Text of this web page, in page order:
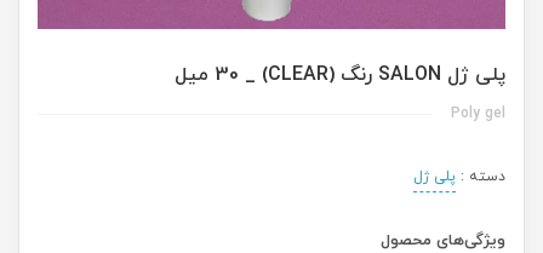
پلی ژل SALON رنگ (CLEAR) _ 30 میل
Poly gel
دسته : پلی ژل
ویژگی‌های محصول